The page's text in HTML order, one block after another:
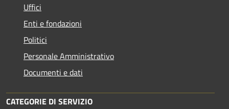
Uffici
Enti e fondazioni
Politici
Personale Amministrativo
Documenti e dati
CATEGORIE DI SERVIZIO